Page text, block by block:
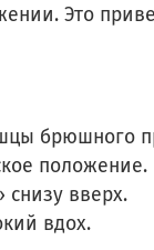
Это
брюшного
положение.
снизу вверх.
вдох.